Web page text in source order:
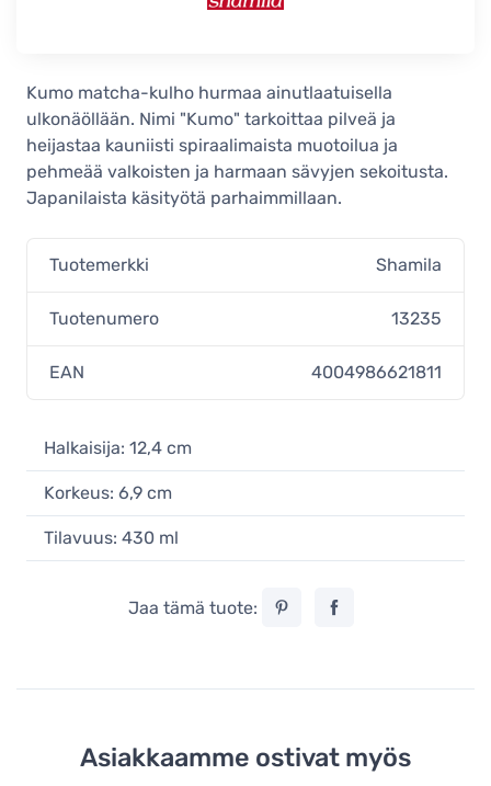
Kumo matcha-kulho hurmaa ainutlaatuisella
ulkonäöllään. Nimi "Kumo" tarkoittaa pilveä ja
heijastaa kauniisti spiraalimaista muotoilua ja
pehmeää valkoisten ja harmaan sävyjen sekoitusta.
Japanilaista käsityötä parhaimmillaan.
Tuotemerkki Shamila
Tuotenumero 13235
EAN 4004986621811
Halkaisija: 12,4 cm
Korkeus: 6,9 cm
Tilavuus: 430 ml
Jaa tämä tuote:
Asiakkaamme ostivat myös